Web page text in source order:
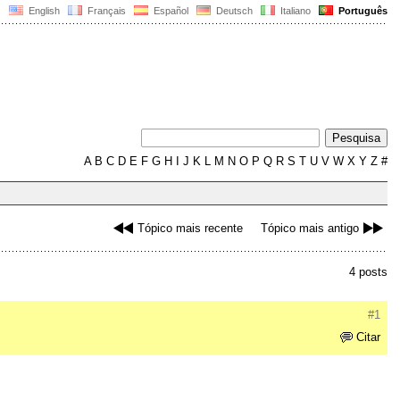
English Français Español Deutsch Italiano Português
AB C D E F G H J K L M N O P Q R S T U V W X Y Z #
Tópico mais recente Tópico mais antigo
4 posts
#1
Citar